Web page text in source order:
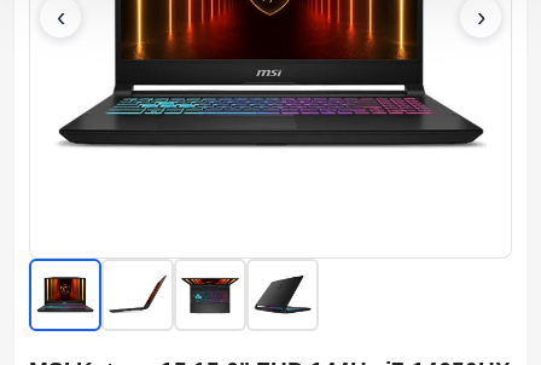
‹ ›